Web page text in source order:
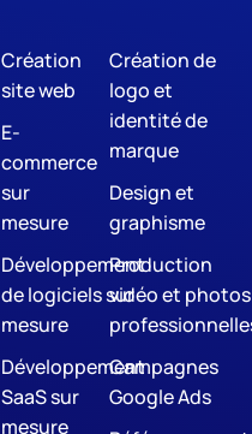
Création
site web
E-
commerce
sur
mesure
Développement
de logiciels sur
mesure
Développement
SaaS sur
mesure
Création de
logo et
identité de
marque
Design et
graphisme
Production
vidéo et photos
Campagnes
Google Ads